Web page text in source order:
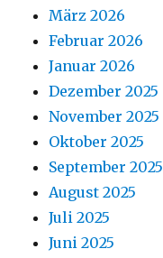
März 2026
Februar 2026
Januar 2026
Dezember 2025
November 2025
Oktober 2025
September 2025
August 2025
Juli 2025
Juni 2025